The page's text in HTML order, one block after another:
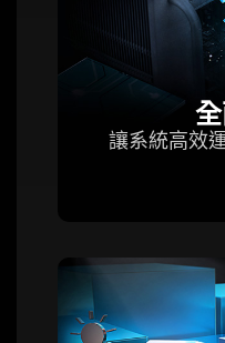
讓系統高效